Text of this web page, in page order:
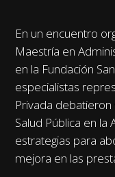
En un encuentro
Maestría en
en la Fundación
especialistas
Privada
Salud Pública en la
estrategias para
mejora en las